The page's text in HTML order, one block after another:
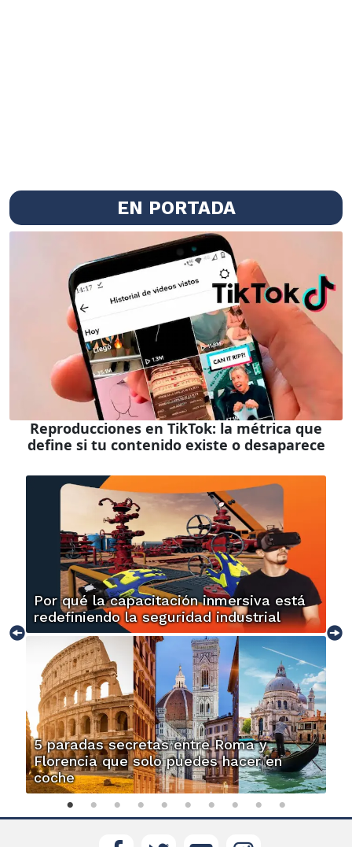
EN PORTADA
Reproducciones en TikTok: la métrica que
define si tu contenido existe o desaparece
Por qué la capacitación inmersiva está
redefiniendo la seguridad industrial
5 paradas secretas entre Roma y
Florencia que solo puedes hacer en
coche